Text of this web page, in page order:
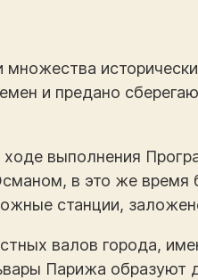
и предано
выполнения
в это же
станции,
валов города,
Парижа образуют